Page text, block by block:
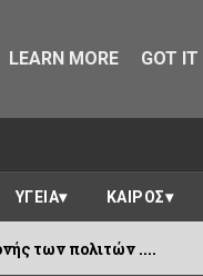
ΥΓΕΙΑ ΚΑΙΡΟΣ
.... 07/08/2026
LEARN MORE GOT IT